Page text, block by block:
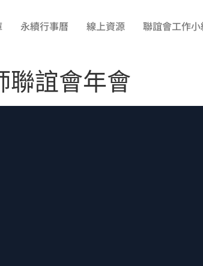
永續行事曆 線上資源 聯誼會工作
聯誼會年會